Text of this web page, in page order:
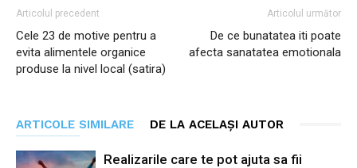
Articolul precedent
Cele 23 de motive pentru a
evita alimentele organice
produse la nivel local (satira)
Articolul următor
De ce bunatatea iti poate
afecta sanatatea emotionala
ARTICOLE SIMILARE DE LA ACELAȘI AUTOR
Realizarile care te pot ajuta sa fii